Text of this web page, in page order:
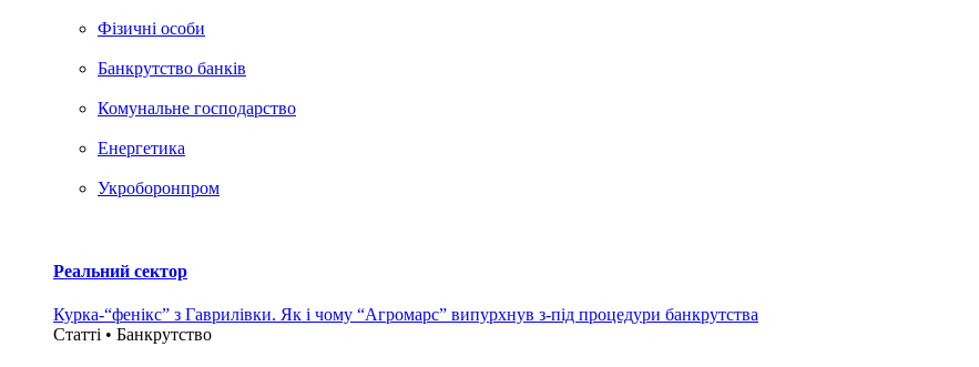
Фізичні особи
Банкрутство банків
Комунальне господарство
Енергетика
Укроборонпром
Реальний сектор
Курка-“фенікс” з Гаврилівки. Як і чому “Агромарс” випурхнув з-під процедури банкрутства
Статті • Банкрутство